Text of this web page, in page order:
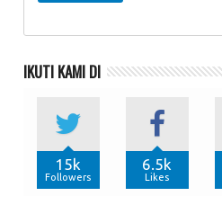
IKUTI KAMI DI
15k
Followers
6.5k
Likes